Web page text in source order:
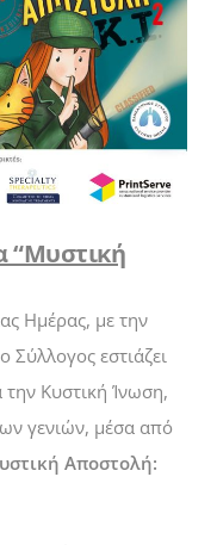
“Μυστική
Ημέρας, με την
Σύλλογος εστιάζει
Κυστική Ίνωση,
γενιών, μέσα από
Αποστολή: